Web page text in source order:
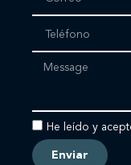
He leído y
Enviar